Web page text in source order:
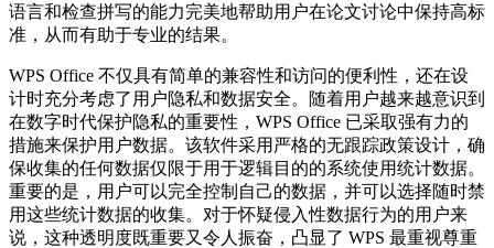
语言和检查拼写的能力完美地帮助用户在论文讨论中保持高标
准，从而有助于专业的结果。
WPS Office 不仅具有简单的兼容性和访问的便利性，还在设
计时充分考虑了用户隐私和数据安全。随着用户越来越意识到
在数字时代保护隐私的重要性，WPS Office 已采取强有力的
措施来保护用户数据。该软件采用严格的无跟踪政策设计，确
保收集的任何数据仅限于用于逻辑目的的系统使用统计数据。
重要的是，用户可以完全控制自己的数据，并可以选择随时禁
用这些统计数据的收集。对于怀疑侵入性数据行为的用户来
说，这种透明度既重要又令人振奋，凸显了 WPS 最重视尊重